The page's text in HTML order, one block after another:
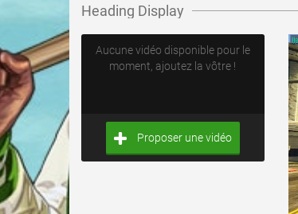
Heading Display
Aucune vidéo disponible pour le
moment, ajoutez la vôtre !
Proposer une vidéo